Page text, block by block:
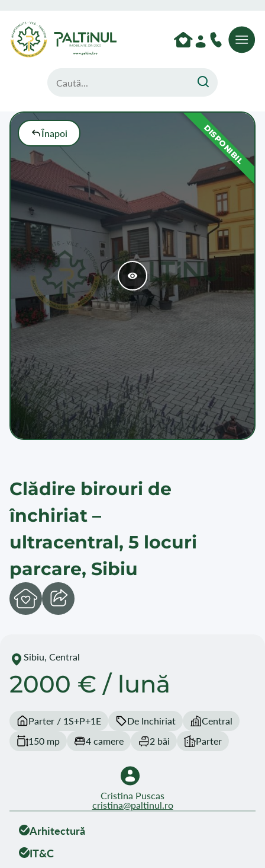
Înapoi DISPONIBIL
Clădire birouri de
închiriat –
ultracentral, 5 locuri
parcare, Sibiu
Sibiu, Central
2000 € / lună
Parter / 1S+P+1E De Inchiriat
Central
150 mp
4 camere 2 băi Parter
Cristina Puscas
cristina@paltinul.ro
Arhitectură
IT&C